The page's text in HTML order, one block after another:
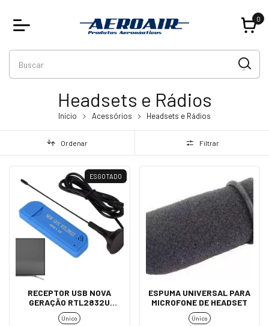
0
Headsets e Rádios
Início Acessórios Headsets e Rádios
Ordenar Filtrar
ESGOTADO
RECEPTOR USB NOVA
GERAÇÃO RTL2832U
SDR/ADS - B/FM - 1° LINHA
Único
ESPUMA UNIVERSAL PARA
MICROFONE DE HEADSET
Único